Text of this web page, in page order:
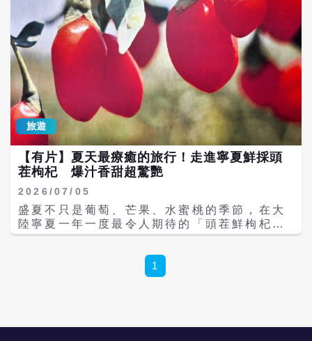
旅遊
【有片】夏天最療癒的旅行！走進寧夏鮮採頭
茬枸杞 爆汁香甜超驚艷
2026/07/05
盛夏不只是葡萄、芒果、水蜜桃的季節，在大
陸寧夏一年一度最令人期待的「頭茬鮮枸杞」
也正式進入採收期。放眼望去，一整片翠綠枸
人，吸引不少旅人走進果園，親手體驗採摘、
現摘現吃，感受一年只有一次的限定美味。 不
1